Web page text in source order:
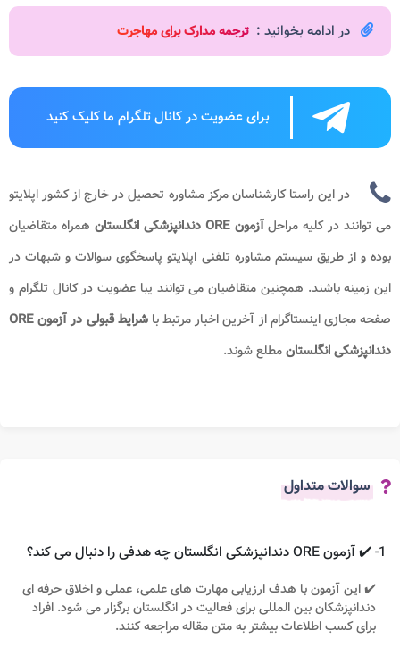
در ادامه بخوانید : ترجمه مدارک برای مهاجرت
برای عضویت در کانال تلگرام ما کلیک کنید
در این راستا کارشناسان مرکز مشاوره تحصیل در خارج از کشور اپلایتو
می توانند در کلیه مراحلآزمون ORE دندانپزشکی انگلستان
همراه متقاضیان
بوده و از طریق سیستم مشاوره تلفنی اپلایتو پاسخگوی سوالات و شبهات در
این زمینه باشند. همچنین متقاضیان می توانند یبا عضویت در کانال تلگرام و
صفحه مجازی اینستاگرام از آخرین اخبار مرتبط با
شرایط قبولی در آزمون ORE
دندانپزشکی انگلستانمطلع شوند.
سوالات متداول
1- ✔️ آزمون ORE دندانپزشکی انگلستان چه هدفی را دنبال می کند؟
✔️ این آزمون با هدف ارزیابی مهارت های علمی، عملی و اخلاق حرفه ای
دندانپزشکان بین المللی برای فعالیت در انگلستان برگزار می شود. افراد
برای کسب اطلاعات بیشتر به متن مقاله مراجعه کنند.